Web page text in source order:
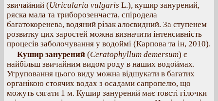
звичайний (Utricularia vulgaris L.), кушир занурений,
ряска мала та триборозенчаста, спіродела
багатокоренева, водяний різак алоєвидний. За ступенем
розвитку цих заростей можна визначити інтенсивність
процесів заболочування у водоймі (Карпова та ін, 2010).
Кушир занурений (Ceratophyllum demersum) є
найбільш звичайним видом роду в наших водоймах.
Угруповання цього виду можна відшукати в багатих
органікою стоячих водах з осадами сапропелю, що
можуть сягати 1 м. Кушир занурений має товсті гілочки